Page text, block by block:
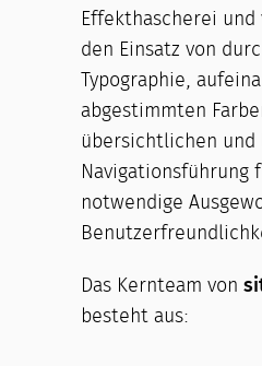
Effekthascherei
den Einsatz von
Typographie,
abgestimmten
übersichtlichen und
Navigationsführung
notwendige
Das Kernteam von
besteht aus: